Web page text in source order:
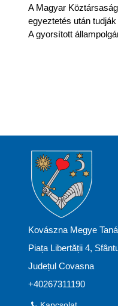
A Magyar
egyeztetés után
A gyorsított
Kovászna Megye
Piața Libertății 4,
Județul Covasna
+40267311190